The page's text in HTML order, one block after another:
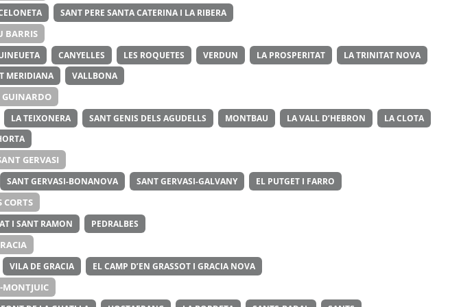
SANT PERE SANTA CATERINA I LA RIBERA
BARRIS
CANYELLES LES ROQUETES VERDUN LA PROSPERITAT
LA TRINITAT NOVA
MERIDIANA VALLBONA
GUINARDO
LA TEIXONERA SANT GENIS DELS AGUDELLS MONTBAU LA VALL D’HEBRON
LA CLOTA
GERVASI
SANT GERVASI-BONANOVA SANT GERVASI-GALVANY EL PUTGET I FARRO
CORTS
I SANT RAMON PEDRALBES
VILA DE GRACIA EL CAMP D’EN GRASSOT I GRACIA NOVA
MONTJUIC